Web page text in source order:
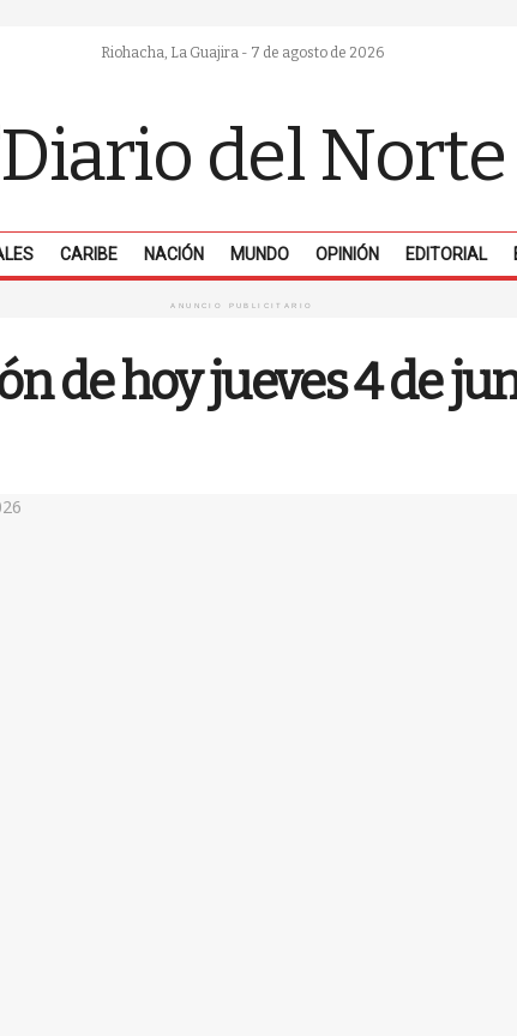
Riohacha, La Guajira - 7 de agosto de 2026
CARIBE NACIÓN MUNDO OPINIÓN EDITORIAL
ANUNCIO PUBLICITARIO
de hoy jueves 4 de